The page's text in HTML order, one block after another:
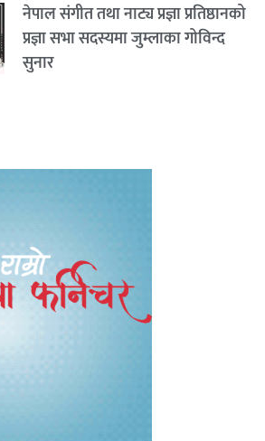
नेपाल संगीत तथा नाट्य प्रज्ञा प्रतिष्ठानको
प्रज्ञा सभा सदस्यमा जुम्लाका गोविन्द
सुनार